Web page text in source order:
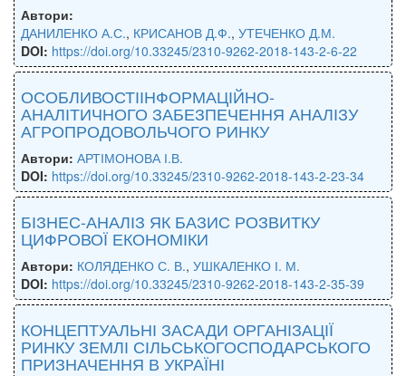
Автори:
ДАНИЛЕНКО А.С., КРИСАНОВ Д.Ф., УТЕЧЕНКО Д.М.
DOI: https://doi.org/10.33245/2310-9262-2018-143-2-6-22
ОСОБЛИВОСТІІНФОРМАЦІЙНО-
АНАЛІТИЧНОГО ЗАБЕЗПЕЧЕННЯ АНАЛІЗУ
АГРОПРОДОВОЛЬЧОГО РИНКУ
Автори: АРТІМОНОВА І.В.
DOI: https://doi.org/10.33245/2310-9262-2018-143-2-23-34
БІЗНЕС-АНАЛІЗ ЯК БАЗИС РОЗВИТКУ
ЦИФРОВОЇ ЕКОНОМІКИ
Автори: КОЛЯДЕНКО С. В., УШКАЛЕНКО І. М.
DOI: https://doi.org/10.33245/2310-9262-2018-143-2-35-39
КОНЦЕПТУАЛЬНІ ЗАСАДИ ОРГАНІЗАЦІЇ
РИНКУ ЗЕМЛІ СІЛЬСЬКОГОСПОДАРСЬКОГО
ПРИЗНАЧЕННЯ В УКРАЇНІ